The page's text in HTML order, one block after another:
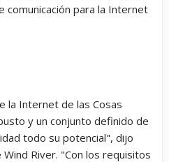
comunicación para la Internet
la Internet de las Cosas
y un conjunto definido de
todo su potencial", dijo
River. "Con los requisitos